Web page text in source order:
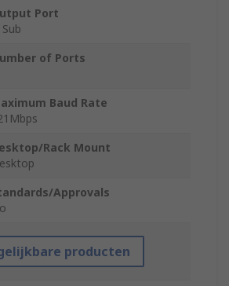
Port
of Ports
Baud Rate
Rack Mount
Approvals
producten